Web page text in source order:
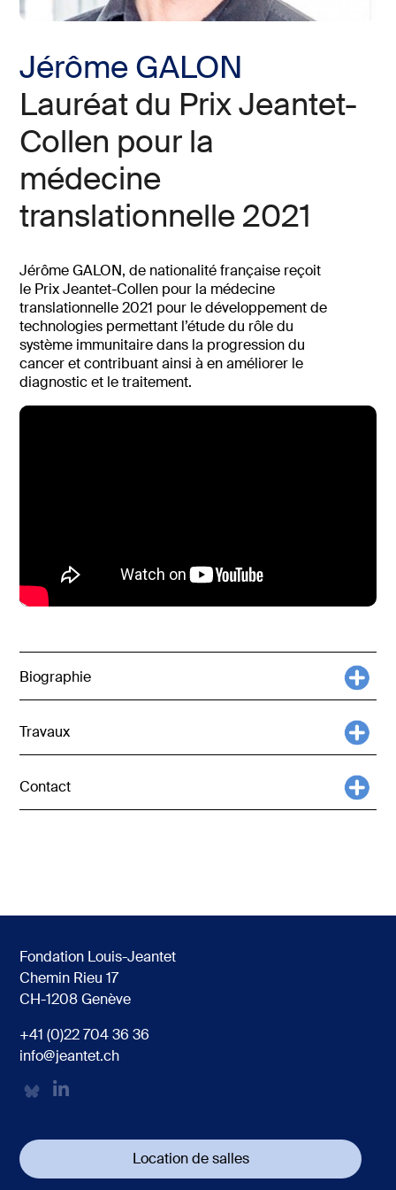
Jérôme GALON
Lauréat du Prix Jeantet-
Collen pour la
médecine
translationnelle 2021
Jérôme GALON, de nationalité française reçoit
le Prix Jeantet-Collen pour la médecine
translationnelle 2021 pour le développement de
technologies permettant l’étude du rôle du
système immunitaire dans la progression du
cancer et contribuant ainsi à en améliorer le
diagnostic et le traitement.
Biographie
Travaux
Contact
Fondation Louis-Jeantet
Chemin Rieu 17
CH-1208 Genève
+41 (0)22 704 36 36
info@jeantet.ch
Location de salles